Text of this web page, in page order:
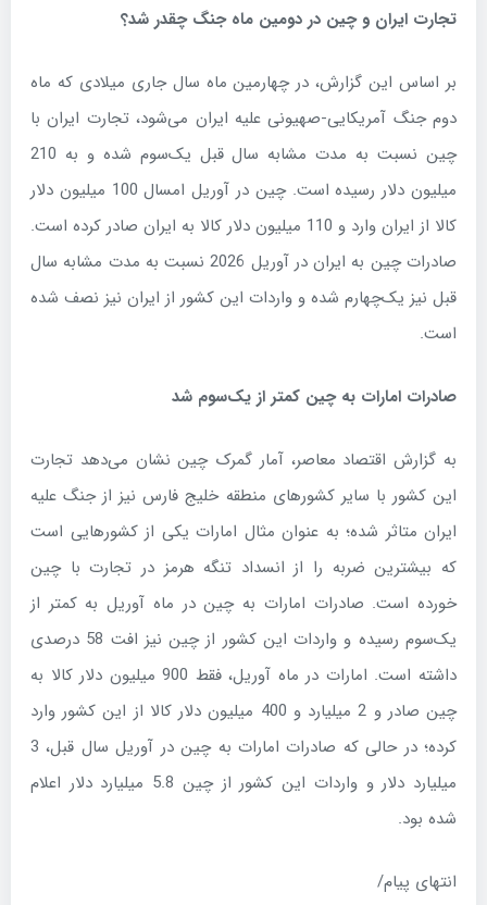
تجارت ایران و چین در دومین ماه جنگ چقدر شد؟
بر اساس این گزارش، در چهارمین ماه سال جاری میلادی که ماه
دوم جنگ آمریکایی-صهیونی علیه ایران می‌شود، تجارت ایران با
چین نسبت به مدت مشابه سال قبل یک‌سوم شده و به 210
میلیون دلار رسیده است. چین در آوریل امسال 100 میلیون دلار
کالا از ایران وارد و 110 میلیون دلار کالا به ایران صادر کرده است.
صادرات چین به ایران در آوریل 2026 نسبت به مدت مشابه سال
قبل نیز یک‌چهارم شده و واردات این کشور از ایران نیز نصف شده
است.
صادرات امارات به چین کمتر از یک‌سوم شد
به گزارش اقتصاد معاصر، آمار گمرک چین نشان می‌دهد تجارت
این کشور با سایر کشورهای منطقه خلیج فارس نیز از جنگ علیه
ایران متاثر شده؛ به عنوان مثال امارات یکی از کشورهایی است
که بیشترین ضربه را از انسداد تنگه هرمز در تجارت با چین
خورده است. صادرات امارات به چین در ماه آوریل به کمتر از
یک‌سوم رسیده و واردات این کشور از چین نیز افت 58 درصدی
داشته است. امارات در ماه آوریل، فقط 900 میلیون دلار کالا به
چین صادر و 2 میلیارد و 400 میلیون دلار کالا از این کشور وارد
کرده؛ در حالی که صادرات امارات به چین در آوریل سال قبل، 3
میلیارد دلار و واردات این کشور از چین 5.8 میلیارد دلار اعلام
شده بود.
انتهای پیام/